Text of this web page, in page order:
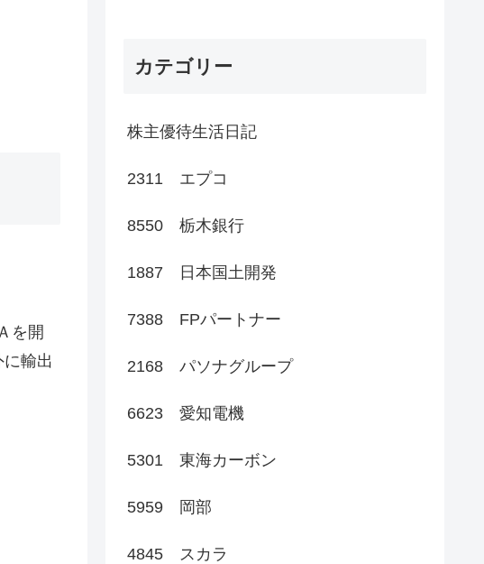
を開
輸出
カテゴリー
株主優待生活日記
2311 エプコ
8550 栃木銀行
1887 日本国土開発
7388 FPパートナー
2168 パソナグループ
6623 愛知電機
5301 東海カーボン
5959 岡部
4845 スカラ